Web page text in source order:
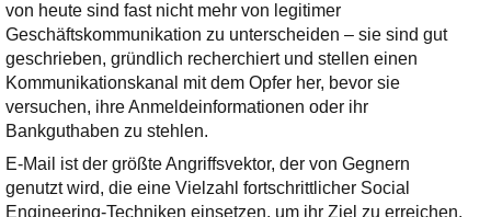
von heute sind fast nicht mehr von legitimer
Geschäftskommunikation zu unterscheiden – sie sind gut
geschrieben, gründlich recherchiert und stellen einen
Kommunikationskanal mit dem Opfer her, bevor sie
versuchen, ihre Anmeldeinformationen oder ihr
Bankguthaben zu stehlen.
E-Mail ist der größte Angriffsvektor, der von Gegnern
genutzt wird, die eine Vielzahl fortschrittlicher Social
Engineering-Techniken einsetzen, um ihr Ziel zu erreichen.